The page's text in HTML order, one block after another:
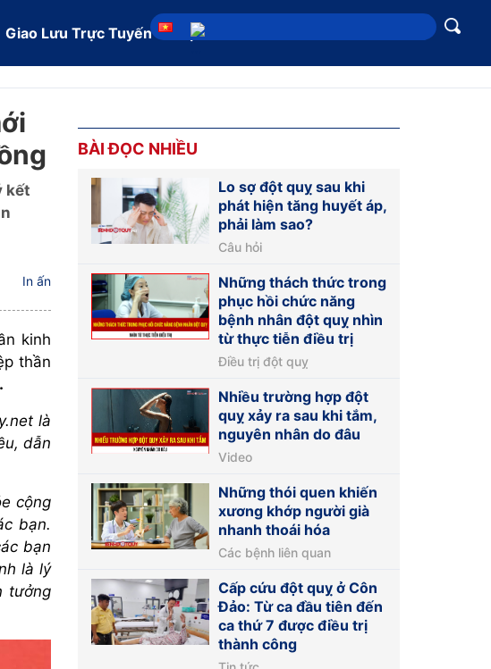
Giao Lưu Trực Tuyến Địa chỉ
kết
In ấn
kinh
thần
là
dẫn
cộng
bạn.
bạn
là lý
tưởng
BÀI ĐỌC NHIỀU
Lo sợ đột quỵ sau khi
phát hiện tăng huyết áp,
phải làm sao?
Câu hỏi
Những thách thức trong
phục hồi chức năng
bệnh nhân đột quỵ nhìn
từ thực tiễn điều trị
Điều trị đột quỵ
Nhiều trường hợp đột
quỵ xảy ra sau khi tắm,
nguyên nhân do đâu
Video
Những thói quen khiến
xương khớp người già
nhanh thoái hóa
Các bệnh liên quan
Cấp cứu đột quỵ ở Côn
Đảo: Từ ca đầu tiên đến
ca thứ 7 được điều trị
thành công